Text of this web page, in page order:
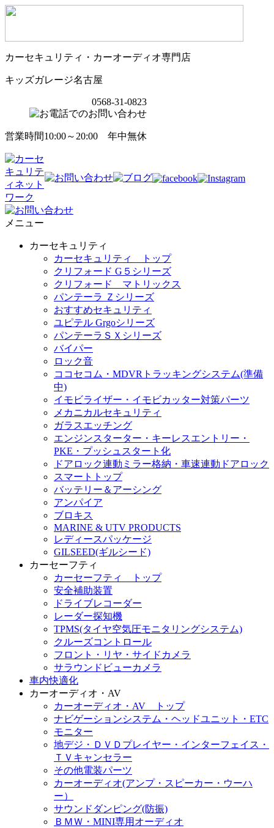
カーセキュリティ・カーオーディオ専門店
キッズガレージ名古屋
0568-31-0823
営業時間10:00～20:00 年中無休
メニュー
カーセキュリティ
カーセキュリティ トップ
クリフォード G５シリーズ
クリフォード マトリックス
パンテーラ Ｚシリーズ
おすすめセキュリティ
ユピテル Grgoシリーズ
パンテーラＳＸシリーズ
バイパー
ロック音
ココセコム・MDVRトラッキングシステム(準備
中)
イモビライザー・イモビカッター対策パーツ
メカニカルセキュリティ
ガラスエッチング
エンジンスターター・キーレスエントリー・
PKE・プッシュスタート化
ドアロック連動ミラー格納・車速連動ドアロック
スマートトップ
バッテリー＆アーシング
アンパイア
ブロキス
MARINE & UTV PRODUCTS
レディースパッケージ
GILSEED(ギルシード)
カーセーフティ
カーセーフティ トップ
安全補助装置
ドライブレコーダー
レーダー探知機
TPMS(タイヤ空気圧モニタリングシステム)
クルーズコントロール
フロント・リヤ・サイドカメラ
サラウンドビューカメラ
車内快適化
カーオーディオ・AV
カーオーディオ・AV トップ
ナビゲーションシステム・ヘッドユニット・ETC
モニター
地デジ・ＤＶＤプレイヤー・インターフェイス・
ＴＶキャンセラー
その他電装パーツ
カーオーディオ(アンプ・スピーカー・ウーハ
ー）
サウンドダンピング(防振)
ＢＭＷ・MINI専用オーディオ